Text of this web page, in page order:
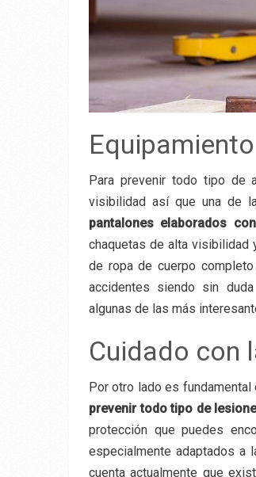
Para prevenir todo tipo de
visibilidad así que una de
pantalones elaborados
chaquetas de alta visibilidad
de ropa de cuerpo
accidentes siendo sin
algunas de las más
Cuidado con
Por otro lado es
prevenir todo tipo de
protección que puedes
especialmente adaptados a
cuenta actualmente que